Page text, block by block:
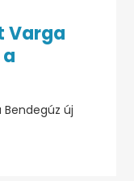
Varga
Bendegúz új